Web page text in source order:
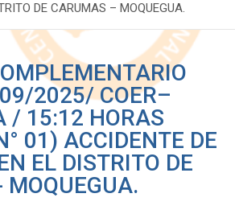
DE CARUMAS – MOQUEGUA.
2025/ COER–
/ 15:12 HORAS
01) ACCIDENTE DE
EL DISTRITO DE